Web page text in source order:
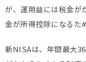
が、運用益には税金が
金が所得控除になるた
新NISAは、年間最大